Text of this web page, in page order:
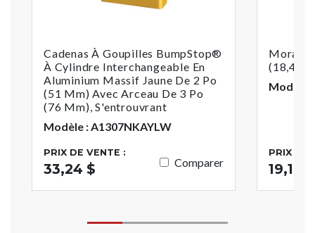
Cadenas À Goupilles BumpStop®
À Cylindre Interchangeable En
Aluminium Massif Jaune De 2 Po
(51 Mm) Avec Arceau De 3 Po
(76 Mm), S'entrouvrant
Modèle : A1307NKAYLW
PRIX DE VENTE :
33,24 $ Comparer
(18,4
Modèle
PRIX DE
19,17 $